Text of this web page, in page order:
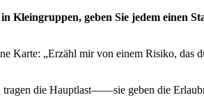
in Kleingruppen, geben Sie jedem einen
Karte: „Erzähl mir von einem Risiko, das
tragen die Hauptlast——sie geben die